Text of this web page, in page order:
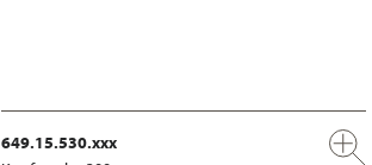
649.15.530.xxx